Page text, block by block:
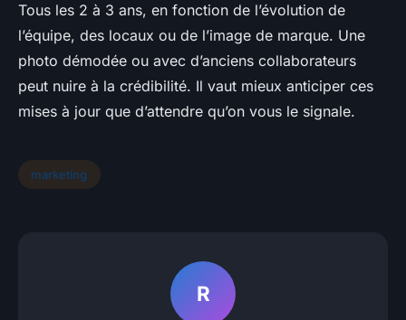
Tous les 2 à 3 ans, en fonction de l’évolution de
l’équipe, des locaux ou de l’image de marque. Une
photo démodée ou avec d’anciens collaborateurs
peut nuire à la crédibilité. Il vaut mieux anticiper ces
mises à jour que d’attendre qu’on vous le signale.
marketing
R